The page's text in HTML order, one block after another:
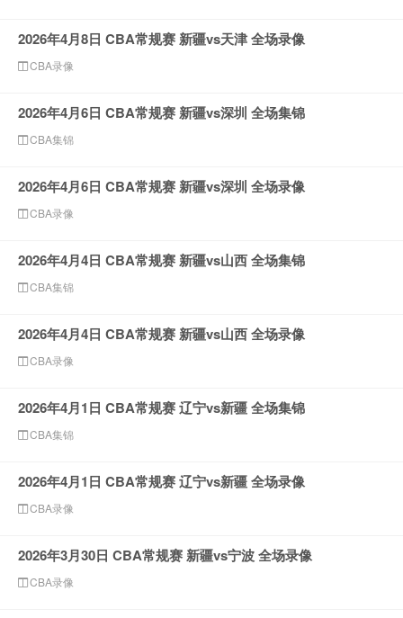
2026年4月8日 CBA常规赛 新疆vs天津 全场录像
CBA录像
2026年4月6日 CBA常规赛 新疆vs深圳 全场集锦
CBA集锦
2026年4月6日 CBA常规赛 新疆vs深圳 全场录像
CBA录像
2026年4月4日 CBA常规赛 新疆vs山西 全场集锦
CBA集锦
2026年4月4日 CBA常规赛 新疆vs山西 全场录像
CBA录像
2026年4月1日 CBA常规赛 辽宁vs新疆 全场集锦
CBA集锦
2026年4月1日 CBA常规赛 辽宁vs新疆 全场录像
CBA录像
2026年3月30日 CBA常规赛 新疆vs宁波 全场录像
CBA录像